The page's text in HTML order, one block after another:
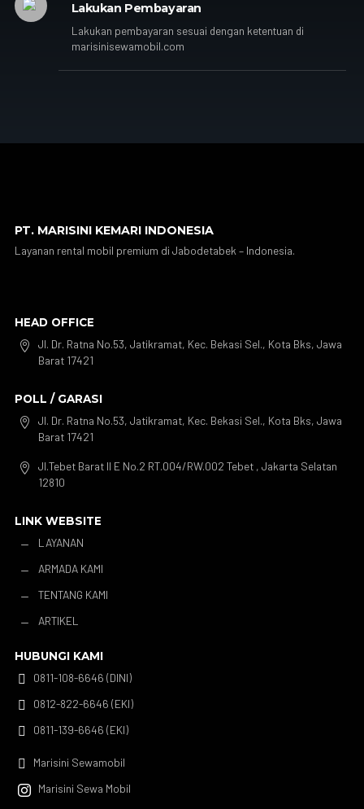
Lakukan Pembayaran
Lakukan pembayaran sesuai dengan ketentuan di
marisinisewamobil.com
PT. MARISINI KEMARI INDONESIA
Layanan rental mobil premium di Jabodetabek – Indonesia.
HEAD OFFICE

Jl. Dr. Ratna No.53, Jatikramat, Kec. Bekasi Sel., Kota Bks, Jawa
Barat 17421
POLL / GARASI

Jl. Dr. Ratna No.53, Jatikramat, Kec. Bekasi Sel., Kota Bks, Jawa
Barat 17421

Jl.Tebet Barat II E No.2 RT.004/RW.002 Tebet , Jakarta Selatan
12810
LINK WEBSITE
K
LAYANAN
K ARMADA KAMI
K TENTANG KAMI
K ARTIKEL
HUBUNGI KAMI

0811-108-6646 (DINI)

0812-822-6646 (EKI)

0811-139-6646 (EKI)
 Marisini Sewamobil

Marisini Sewa Mobil